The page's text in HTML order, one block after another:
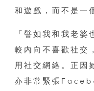
和遊戲，而不是一
「譬如我和我老
較內向不喜歡社交
用社交網絡。正因
亦非常緊張